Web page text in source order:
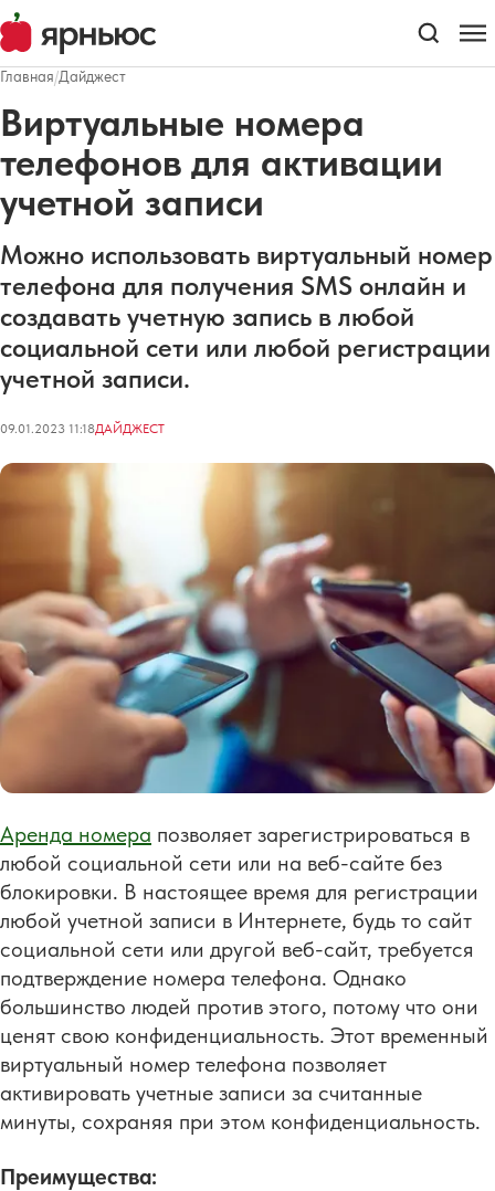
Главная/Дайджест
Виртуальные номера
телефонов для активации
учетной записи
Можно использовать виртуальный номер
телефона для получения SMS онлайн и
создавать учетную запись в любой
социальной сети или любой регистрации
учетной записи.
09.01.2023 11:18ДАЙДЖЕСТ
Аренда номера позволяет зарегистрироваться в
любой социальной сети или на веб-сайте без
блокировки. В настоящее время для регистрации
любой учетной записи в Интернете, будь то сайт
социальной сети или другой веб-сайт, требуется
подтверждение номера телефона. Однако
большинство людей против этого, потому что они
ценят свою конфиденциальность. Этот временный
виртуальный номер телефона позволяет
активировать учетные записи за считанные
минуты, сохраняя при этом конфиденциальность.
Преимущества: